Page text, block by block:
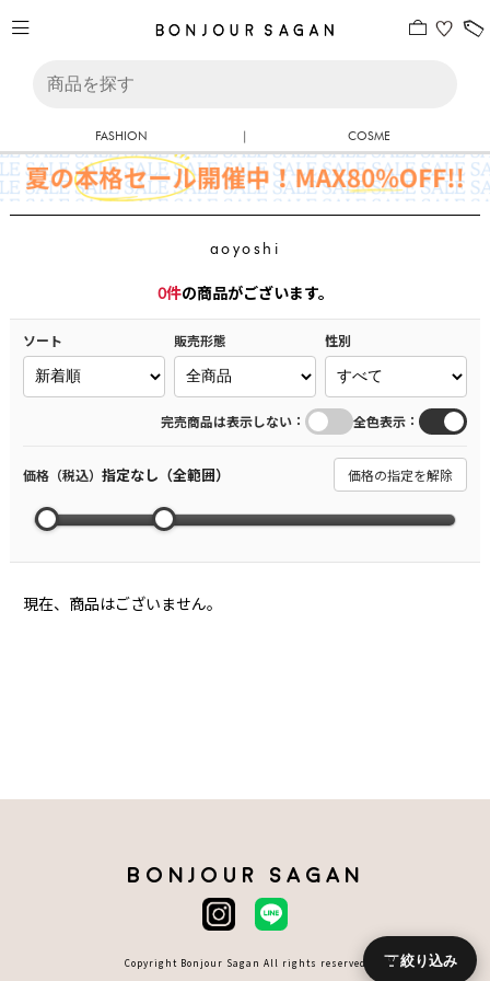
FASHION | COSME
aoyoshi
0件の商品がございます。
ソート 販売形態 性別
完売商品は表示しない ： 全色表示 ：
価格（税込） 指定なし（全範囲） 価格の指定を解除
絞り込み
現在、商品はございません。
BONJOUR SAGAN
Copyright Bonjour Sagan All rights reserved